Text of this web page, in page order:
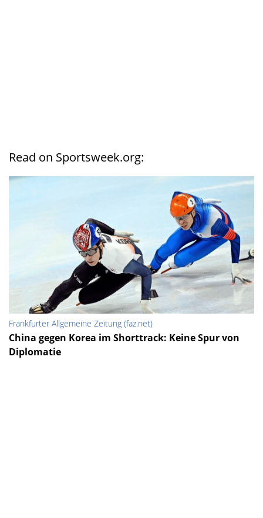
Read on Sportsweek.org:
Frankfurter Allgemeine Zeitung (faz.net)
China gegen Korea im Shorttrack: Keine Spur von
Diplomatie